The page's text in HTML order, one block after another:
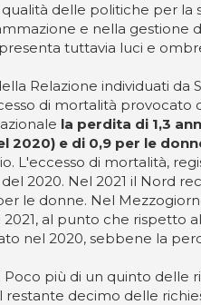
delle politiche per la
e nella gestione
tuttavia luci e
Relazione individuati da
di mortalità provocato
la perdita di 1,3
2020) e di 0,9 per le
L'eccesso di mortalità,
2020. Nel 2021 il Nord
le donne. Nel
al punto che rispetto
nel 2020, sebbene la
Poco più di un quinto delle
restante decimo delle